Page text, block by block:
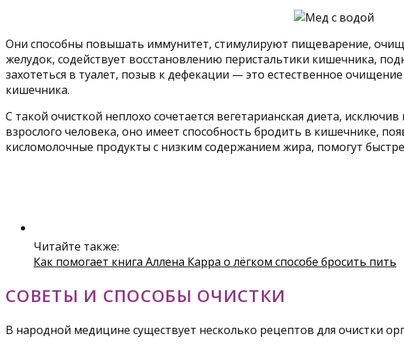
Они способны повышать иммунитет, стимулируют пищеварение,
желудок, содействует восстановлению перистальтики кишечника,
захотеться в туалет, позыв к дефекации — это естественное
кишечника.
С такой очисткой неплохо сочетается вегетарианская диета,
взрослого человека, оно имеет способность бродить в кишечнике,
кисломолочные продукты с низким содержанием жира, помогут
Читайте также:
Как помогает книга Аллена Карра о лёгком способе бросить пить
СОВЕТЫ И СПОСОБЫ ОЧИСТКИ
В народной медицине существует несколько рецептов для очистки